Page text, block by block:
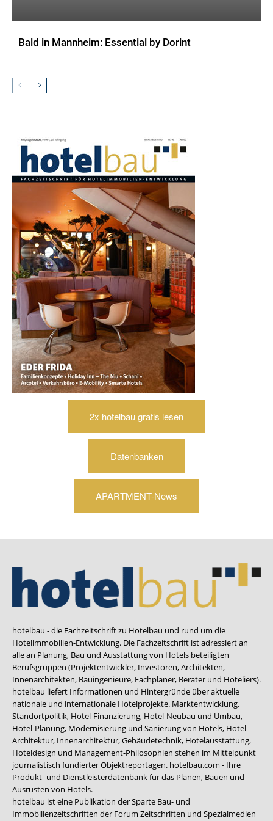
Bald in Mannheim: Essential by Dorint
2x hotelbau gratis lesen
Datenbanken
APARTMENT-News
hotelbau - die Fachzeitschrift zu Hotelbau und rund um die
Hotelimmobilien-Entwicklung. Die Fachzeitschrift ist adressiert an
alle an Planung, Bau und Ausstattung von Hotels beteiligten
Berufsgruppen (Projektentwickler, Investoren, Architekten,
Innenarchitekten, Bauingenieure, Fachplaner, Berater und Hoteliers).
hotelbau liefert Informationen und Hintergründe über aktuelle
nationale und internationale Hotelprojekte. Marktentwicklung,
Standortpolitik, Hotel-Finanzierung, Hotel-Neubau und Umbau,
Hotel-Planung, Modernisierung und Sanierung von Hotels, Hotel-
Architektur, Innenarchitektur, Gebäudetechnik, Hotelausstattung,
Hoteldesign und Management-Philosophien stehen im Mittelpunkt
journalistisch fundierter Objektreportagen. hotelbau.com - Ihre
Produkt- und Dienstleisterdatenbank für das Planen, Bauen und
Ausrüsten von Hotels.
hotelbau ist eine Publikation der Sparte Bau- und
Immobilienzeitschriften der Forum Zeitschriften und Spezialmedien